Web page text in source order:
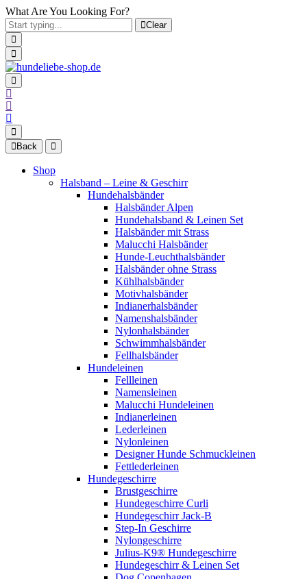
What Are You Looking For?
Clear
Back
Shop
Halsband – Leine & Geschirr
Hundehalsbänder
Halsbänder Alpen
Hundehalsband & Leinen Set
Halsbänder mit Strass
Malucchi Halsbänder
Hunde-Leuchthalsbänder
Halsbänder ohne Strass
Kühlhalsbänder
Motivhalsbänder
Indianerhalsbänder
Namenshalsbänder
Nylonhalsbänder
Schwimmhalsbänder
Fellhalsbänder
Hundeleinen
Fellleinen
Namensleinen
Malucchi Hundeleinen
Indianerleinen
Lederleinen
Nylonleinen
Designer Hunde Schmuckleinen
Fettlederleinen
Hundegeschirre
Brustgeschirre
Hundegeschirre Curli
Hundegeschirr Jack-B
Step-In Geschirre
Nylongeschirre
Julius-K9® Hundegeschirre
Hundegeschirr & Leinen Set